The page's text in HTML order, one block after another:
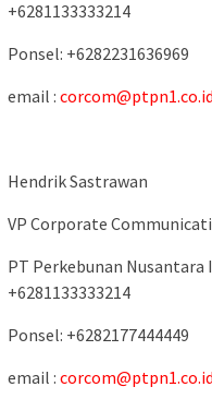
+6281133333214
Ponsel: +6282231636969
email : corcom@ptpn1.co.id
Hendrik Sastrawan
VP Corporate
PT Perkebunan Nusantara
+6281133333214
Ponsel: +6282177444449
email : corcom@ptpn1.co.id